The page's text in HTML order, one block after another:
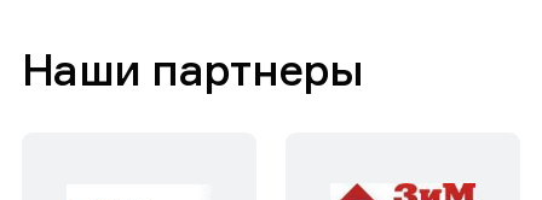
Наши партнеры